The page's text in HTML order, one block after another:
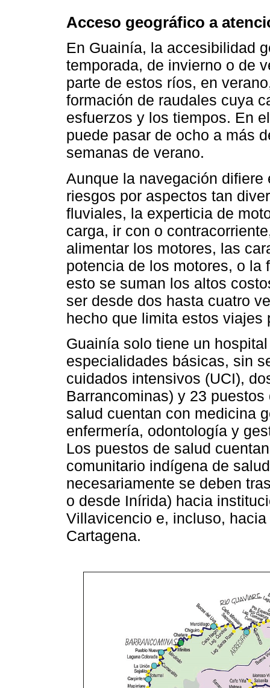
Acceso geográfico a
En Guainía, la accesibilidad
temporada, de invierno o de
parte de estos ríos, en
formación de raudales cuya
esfuerzos y los tiempos. En
puede pasar de ocho a más
semanas de verano.
Aunque la navegación
riesgos por aspectos tan
fluviales, la experticia de
carga, ir con o
alimentar los motores, las
potencia de los motores, o la
esto se suman los altos
ser desde dos hasta cuatro
hecho que limita estos viajes
Guainía solo tiene un
especialidades básicas, sin
cuidados intensivos (UCI),
Barrancominas) y 23 puestos
salud cuentan con medicina
enfermería, odontología y
Los puestos de salud
comunitario indígena de
necesariamente se deben
o desde Inírida) hacia
Villavicencio e, incluso,
Cartagena.